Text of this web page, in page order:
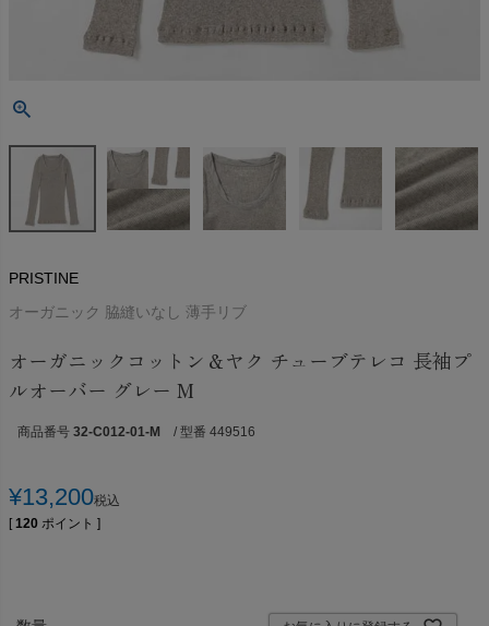
PRISTINE
オーガニック 脇縫いなし 薄手リブ
オーガニックコットン＆ヤク チューブテレコ 長袖プ
ルオーバー グレー M
商品番号 32-C012-01-M / 型番 449516
¥13,200税込
[ 120 ポイント ]